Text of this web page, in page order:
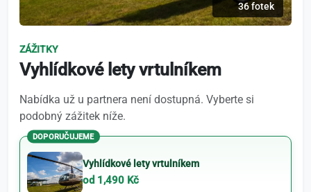
36 fotek
ZÁŽITKY
Vyhlídkové lety vrtulníkem
Nabídka už u partnera není dostupná. Vyberte si
podobný zážitek níže.
DOPORUČUJEME
Vyhlídkové lety vrtulníkem
od 1,490 Kč